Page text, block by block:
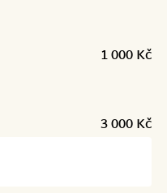
1 000 Kč
3 000 Kč